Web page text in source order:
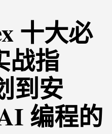
十大必
战指
到安
编程的